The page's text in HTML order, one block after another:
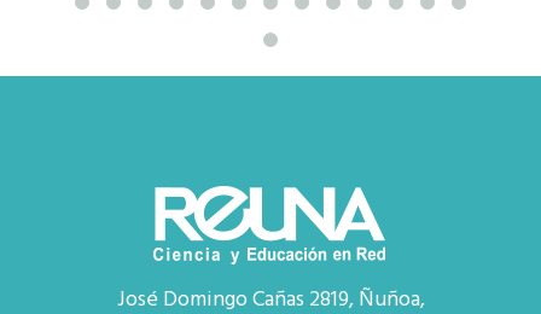
José Domingo Cañas 2819, Ñuñoa,